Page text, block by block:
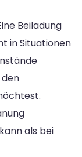
Beiladung
in Situationen
als bei